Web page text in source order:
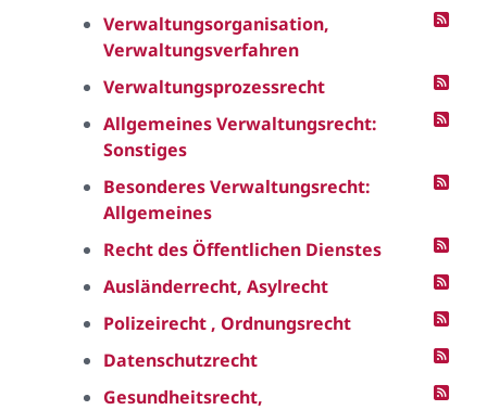
Verwaltungsorganisation,
Verwaltungsverfahren
Verwaltungsprozessrecht
Allgemeines Verwaltungsrecht:
Sonstiges
Besonderes Verwaltungsrecht:
Allgemeines
Recht des Öffentlichen Dienstes
Ausländerrecht, Asylrecht
Polizeirecht , Ordnungsrecht
Datenschutzrecht
Gesundheitsrecht,